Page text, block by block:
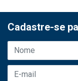
Cadastre-se